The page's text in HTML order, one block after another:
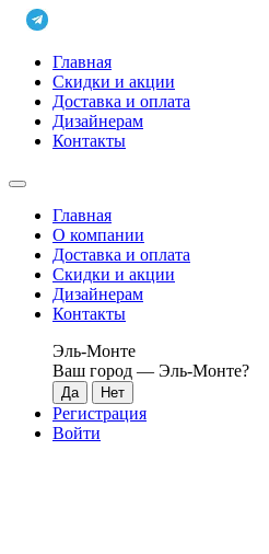
Главная
Скидки и акции
Доставка и оплата
Дизайнерам
Контакты
Главная
О компании
Доставка и оплата
Скидки и акции
Дизайнерам
Контакты
Эль-Монте
Ваш город — Эль-Монте?
Регистрация
Войти